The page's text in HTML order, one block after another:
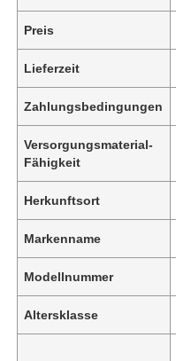
Preis
Lieferzeit
Zahlungsbedingungen
Versorgungsmaterial-
Fähigkeit
Herkunftsort
Markenname
Modellnummer
Altersklasse